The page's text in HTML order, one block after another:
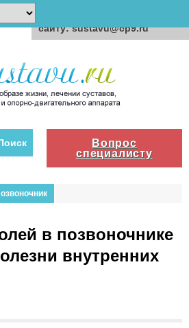
Вопрос
специалисту
в позвоночнике
внутренних
сайту: sustavu@cp9.ru